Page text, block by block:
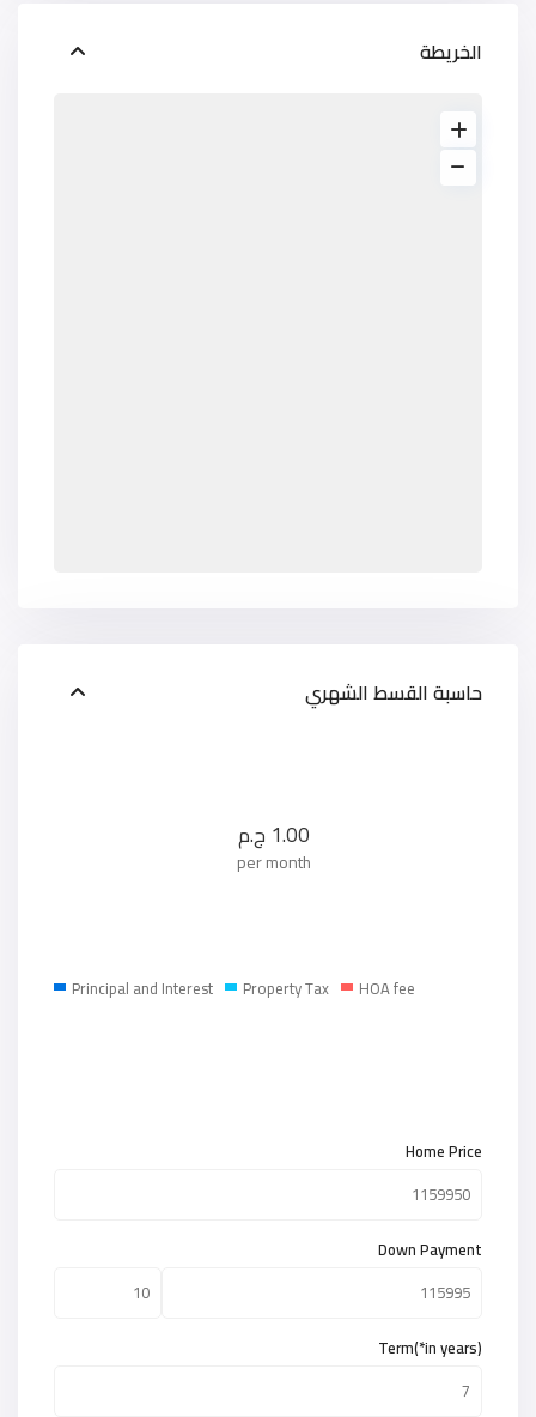
الخريطة
حاسبة القسط الشهري
1.00 ج.م
per month
Principal and Interest Property Tax HOA fee
Home Price
Down Payment
Term(*in years)